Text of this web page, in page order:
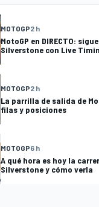
MOTOGP2 h
MotoGP en DIRECTO:
Silverstone con Live
MOTOGP2 h
La parrilla de salida de
filas y posiciones
MOTOGP6 h
A qué hora es hoy la
Silverstone y cómo verla